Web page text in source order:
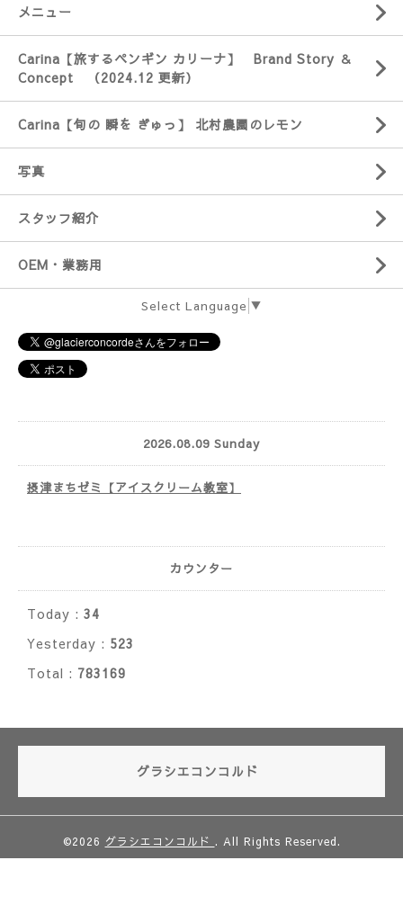
メニュー
Carina【旅するペンギン カリーナ】 Brand Story ＆
Concept （2024.12 更新）
Carina【旬の 瞬を ぎゅっ】 北村農園のレモン
写真
スタッフ紹介
OEM・業務用
Select Language ▼
2026.08.09 Sunday
摂津まちゼミ【アイスクリーム教室】
カウンター
Today : 34
Yesterday : 523
Total : 783169
グラシエコンコルド
©2026 グラシエコンコルド . All Rights Reserved.